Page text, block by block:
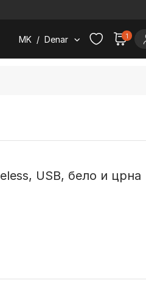
MK / Denar 1
USB, бело и црна